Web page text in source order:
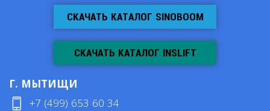
СКАЧАТЬ КАТАЛОГ SINOBOOM
СКАЧАТЬ КАТАЛОГ INSLIFT
Г. МЫТИЩИ
+7 (499) 653 60 34